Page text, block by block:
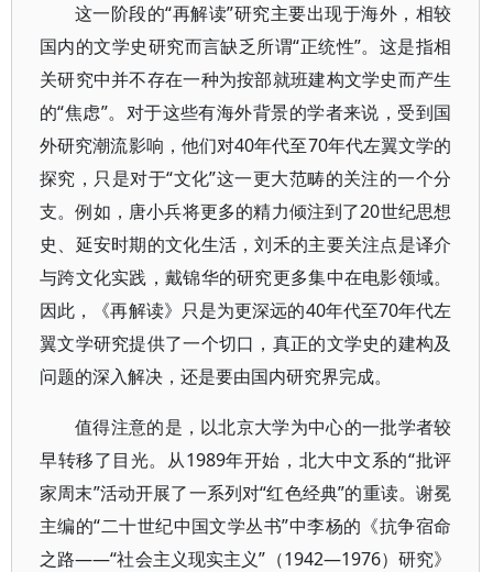
这一阶段的“再解读”研究主要出现于海外，相较
国内的文学史研究而言缺乏所谓“正统性”。这是指相
关研究中并不存在一种为按部就班建构文学史而产生
的“焦虑”。对于这些有海外背景的学者来说，受到国
外研究潮流影响，他们对40年代至70年代左翼文学的
探究，只是对于“文化”这一更大范畴的关注的一个分
支。例如，唐小兵将更多的精力倾注到了20世纪思想
史、延安时期的文化生活，刘禾的主要关注点是译介
与跨文化实践，戴锦华的研究更多集中在电影领域。
因此，《再解读》只是为更深远的40年代至70年代左
翼文学研究提供了一个切口，真正的文学史的建构及
问题的深入解决，还是要由国内研究界完成。
值得注意的是，以北京大学为中心的一批学者较
早转移了目光。从1989年开始，北大中文系的“批评
家周末”活动开展了一系列对“红色经典”的重读。谢冕
主编的“二十世纪中国文学丛书”中李杨的《抗争宿命
之路——“社会主义现实主义”（1942—1976）研究》